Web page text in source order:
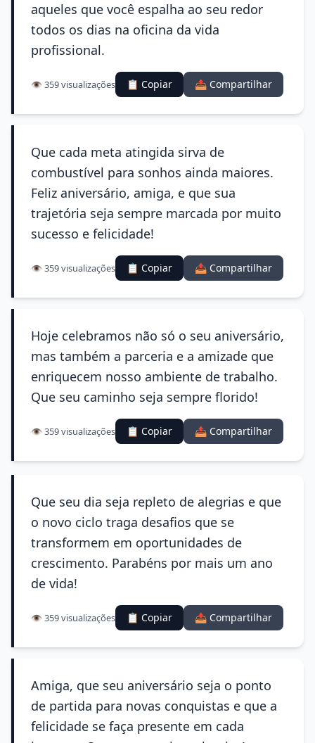
aqueles que você espalha ao seu redor
todos os dias na oficina da vida
profissional.
👁️ 359 visualizações 📋 Copiar 📤 Compartilhar
Que cada meta atingida sirva de
combustível para sonhos ainda maiores.
Feliz aniversário, amiga, e que sua
trajetória seja sempre marcada por muito
sucesso e felicidade!
👁️ 359 visualizações 📋 Copiar 📤 Compartilhar
Hoje celebramos não só o seu aniversário,
mas também a parceria e a amizade que
enriquecem nosso ambiente de trabalho.
Que seu caminho seja sempre florido!
👁️ 359 visualizações 📋 Copiar 📤 Compartilhar
Que seu dia seja repleto de alegrias e que
o novo ciclo traga desafios que se
transformem em oportunidades de
crescimento. Parabéns por mais um ano
de vida!
👁️ 359 visualizações 📋 Copiar 📤 Compartilhar
Amiga, que seu aniversário seja o ponto
de partida para novas conquistas e que a
felicidade se faça presente em cada